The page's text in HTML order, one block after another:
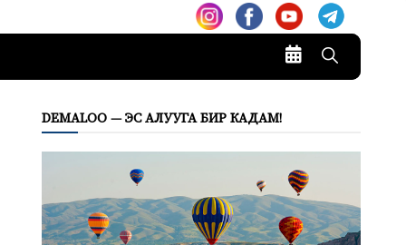
DEMALOO — ЭС АЛУУГА БИР КАДАМ!